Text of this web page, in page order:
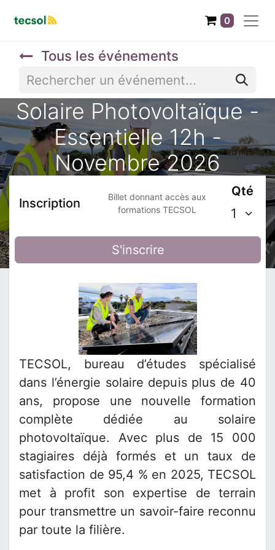
0
Tous les événements
Solaire Photovoltaïque -
Essentielle 12h -
Novembre 2026
Inscription
Billet donnant accès aux
formations TECSOL
Qté
S'inscrire
TECSOL, bureau d’études spécialisé
dans l’énergie solaire depuis plus de 40
ans, propose une nouvelle formation
complète dédiée au solaire
photovoltaïque. Avec plus de 15 000
stagiaires déjà formés et un taux de
satisfaction de 95,4 % en 2025, TECSOL
met à profit son expertise de terrain
pour transmettre un savoir-faire reconnu
par toute la filière.